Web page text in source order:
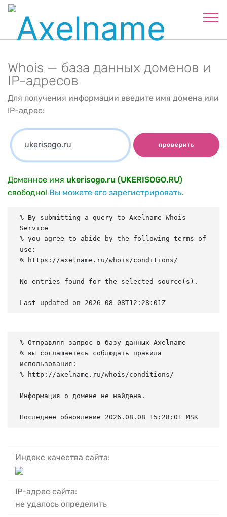
Whois — база данных доменов и
IP-адресов
Для получения информации введите имя домена или
IP-адрес:
проверить
Доменное имя ukerisogo.ru (UKERISOGO.RU)
свободно! Вы можете его зарегистрировать.
% By submitting a query to Axelname Whois
Service
% you agree to abide by the following terms of
use:
% https://axelname.ru/whois/conditions/
No entries found for the selected source(s).
Last updated on 2026-08-08T12:28:01Z
% Отправляя запрос в базу данных Axelname
% вы соглашаетесь соблюдать правила
использования:
% http://axelname.ru/whois/conditions/
Информация о домене не найдена.
Последнее обновление 2026.08.08 15:28:01 MSK
Индекс качества сайта:
IP-адрес сайта:
не удалось определить